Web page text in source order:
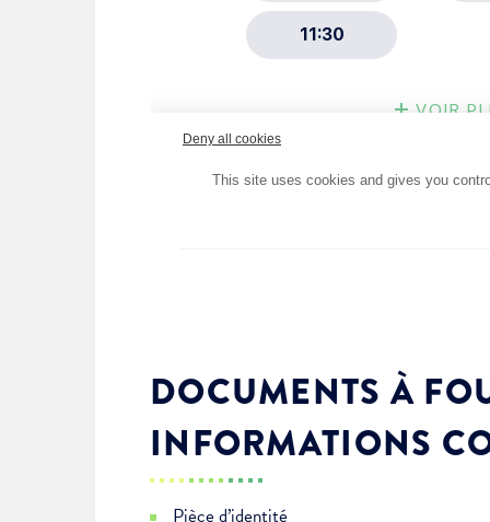
DOCUMENTS À
INFORMATIONS
Pièce d’identité
Newsletter Sport et Vie